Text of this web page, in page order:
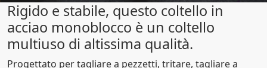
Rigido e stabile, questo coltello in
acciao monoblocco è un coltello
multiuso di altissima qualità.
Progettato per tagliare a pezzetti, tritare, tagliare a